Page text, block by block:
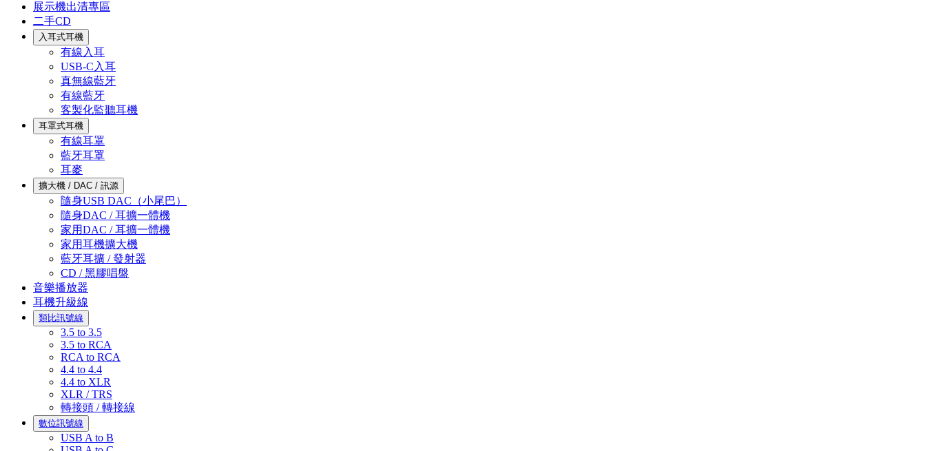
展示機出清專區
二手CD
入耳式耳機
有線入耳
USB-C入耳
真無線藍牙
有線藍牙
客製化監聽耳機
耳罩式耳機
有線耳罩
藍牙耳罩
耳麥
擴大機 / DAC / 訊源
隨身USB DAC（小尾巴）
隨身DAC / 耳擴一體機
家用DAC / 耳擴一體機
家用耳機擴大機
藍牙耳擴 / 發射器
CD / 黑膠唱盤
音樂播放器
耳機升級線
類比訊號線
3.5 to 3.5
3.5 to RCA
RCA to RCA
4.4 to 4.4
4.4 to XLR
XLR / TRS
轉接頭 / 轉接線
數位訊號線
USB A to B